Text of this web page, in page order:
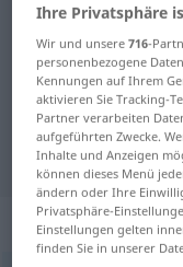
Deutsch-
Deutsch-
für "traf"
"traf"
„traf“
Ihre Privatsphäre
Wir und unsere716-
personenbezogene
Kennungen auf Ihrem
aktivieren Sie Tracking-
Partner verarbeiten
aufgeführten Zwecke.
Inhalte und Anzeigen
können dieses Menü
ändern oder Ihre
Privatsphäre-
Einstellungen gelten
finden Sie in unserer